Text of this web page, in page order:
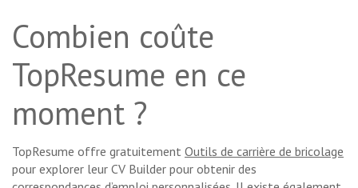
Combien coûte
TopResume en ce
moment ?
TopResume offre gratuitement Outils de carrière de bricolage
pour explorer leur CV Builder pour obtenir des